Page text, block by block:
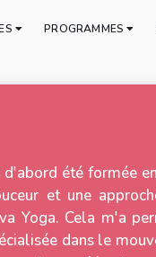
PROGRAMMES
été formée
et une
Yoga. Cela m'a
dans le